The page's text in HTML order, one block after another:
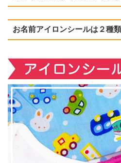
お名前アイロンシールは２種